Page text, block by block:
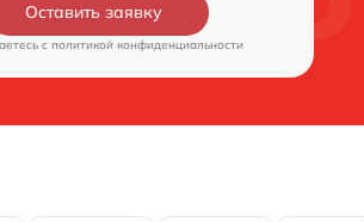
Оставить заявку
c политикой конфиденциальности